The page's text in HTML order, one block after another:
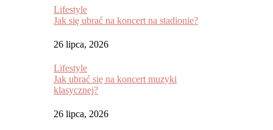
Lifestyle
Jak się ubrać na koncert na stadionie?
26 lipca, 2026
Lifestyle
Jak ubrać się na koncert muzyki
klasycznej?
26 lipca, 2026